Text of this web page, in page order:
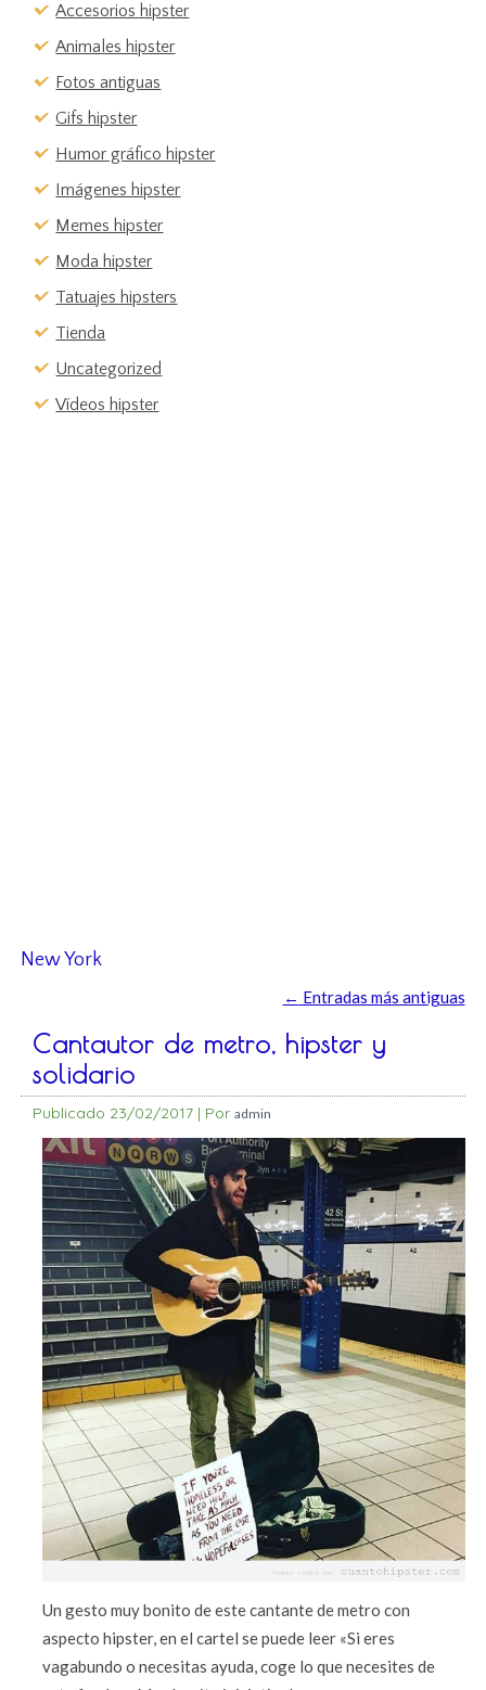
Accesorios hipster
Animales hipster
Fotos antiguas
Gifs hipster
Humor gráfico hipster
Imágenes hipster
Memes hipster
Moda hipster
Tatuajes hipsters
Tienda
Uncategorized
Vídeos hipster
New York
← Entradas más antiguas
Cantautor de metro, hipster y
solidario
Publicado 23/02/2017 | Por admin
Un gesto muy bonito de este cantante de metro con
aspecto hipster, en el cartel se puede leer «Si eres
vagabundo o necesitas ayuda, coge lo que necesites de